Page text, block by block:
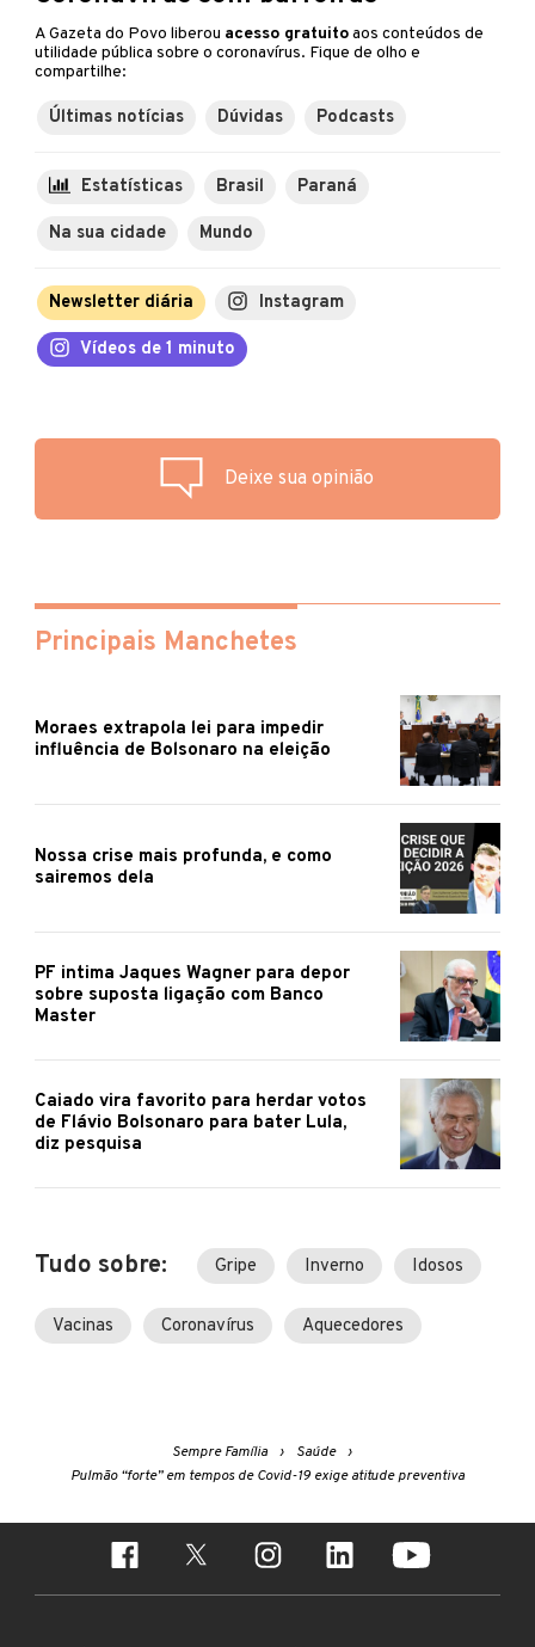
A Gazeta do Povo liberou acesso gratuitoaos conteúdos de
utilidade pública sobre o coronavírus. Fique de olho e
compartilhe:
Últimas notícias Dúvidas Podcasts
Estatísticas Brasil Paraná
Na sua cidade Mundo
Newsletter diária Instagram
Vídeos de 1 minuto
Deixe sua opinião
Principais Manchetes
Moraes extrapola lei para impedir
influência de Bolsonaro na eleição
Nossa crise mais profunda, e como
sairemos dela
PF intima Jaques Wagner para depor
sobre suposta ligação com Banco
Master
Caiado vira favorito para herdar votos
de Flávio Bolsonaro para bater Lula,
diz pesquisa
Tudo sobre: Gripe Inverno Idosos
Vacinas Coronavírus Aquecedores
Sempre Família
Saúde
Pulmão “forte” em tempos de Covid-19 exige atitude preventiva